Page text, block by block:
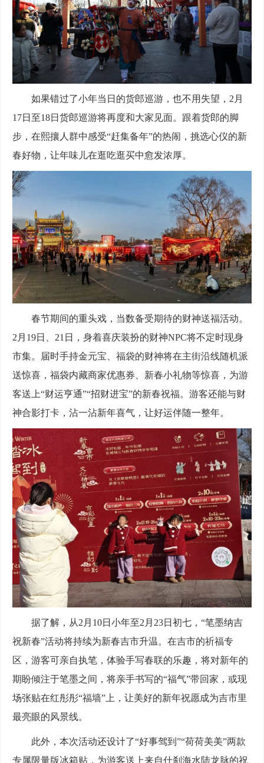
如果错过了小年当日的货郎巡游，也不用失望，2月
17日至18日货郎巡游将再度和大家见面。跟着货郎的脚
步，在熙攘人群中感受“赶集备年”的热闹，挑选心仪的新
春好物，让年味儿在逛吃逛买中愈发浓厚。
春节期间的重头戏，当数备受期待的财神送福活动。
2月19日、21日，身着喜庆装扮的财神NPC将不定时现身
市集。届时手持金元宝、福袋的财神将在主街沿线随机派
送惊喜，福袋内藏商家优惠券、新春小礼物等惊喜，为游
客送上“财运亨通”“招财进宝”的新春祝福。游客还能与财
神合影打卡，沾一沾新年喜气，让好运伴随一整年。
据了解，从2月10日小年至2月23日初七，“笔墨纳吉
祝新春”活动将持续为新春吉市升温。在吉市的祈福专
区，游客可亲自执笔，体验手写春联的乐趣，将对新年的
期盼倾注于笔墨之间，将亲手书写的“福气”带回家，或现
场张贴在红彤彤“福墙”上，让美好的新年祝愿成为吉市里
最亮眼的风景线。
此外，本次活动还设计了“好事驾到”“荷荷美美”两款
专属限量版冰箱贴，为游客送上来自什刹海水陆龙脉的祝